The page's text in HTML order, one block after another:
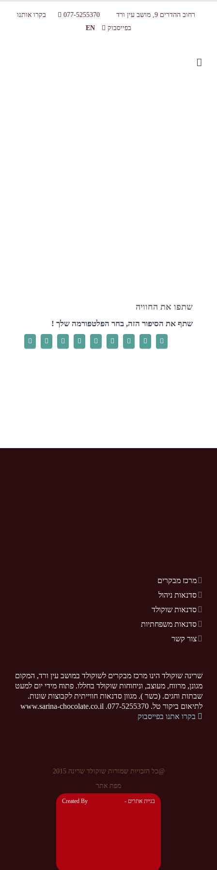
רחוב ההדרים 9, מושב עין ורד 077-5255370
בקרו אותנו
בפייסבוק
EN
שתף את הסיפור הזה, בחר הפלטפורמה שלך !
מרכז מבקרים
סדנאות ניהול
סדנאות שוקולד
סדנאות משפחתיות
צור קשר
שרינה שוקולד הינו מרכז מבקרים לשוקולד במושב עין ורד, המקום
מגונן, מרווח, מעוצב, וניחוחות שוקולד בחללו. פתוח מידי יום למעט
שבתות וחגים. (כשר ). מגוון סדנאות חווייתית לקבוצות שונות.
לתיאום ביקור טל. 077-5255370. www.sarina-chocolate.co.il
בקרו אתנו בפייסבוק
@כל הזכויות שמורות שוקולד שרינה 2015
מפת אתר
Created By - בניית אתרים